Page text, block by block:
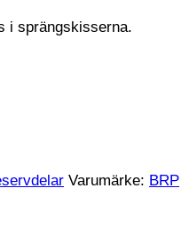
i sprängskisserna.
Varumärke: BRP